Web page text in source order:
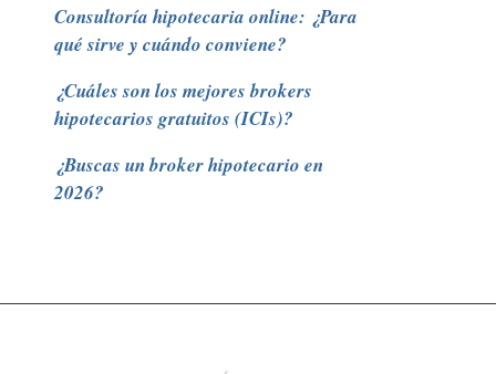
Consultoría hipotecaria online: ¿Para
qué sirve y cuándo conviene?
¿Cuáles son los mejores brokers
hipotecarios gratuitos (ICIs)?
¿Buscas un broker hipotecario en
2026?